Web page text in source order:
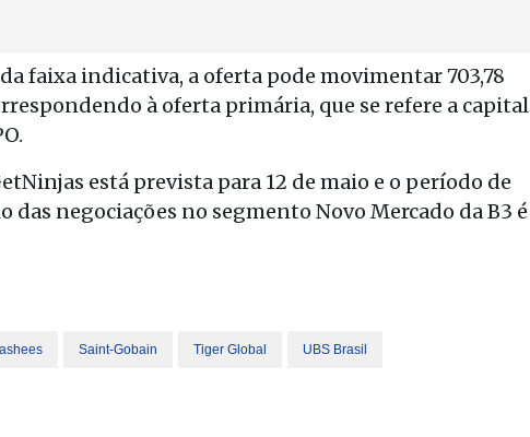
faixa indicativa, a oferta pode movimentar 703,78
à oferta primária, que se refere a capital
está prevista para 12 de maio e o período de
das negociações no segmento Novo Mercado da B3 é
Saint-Gobain Tiger Global UBS Brasil